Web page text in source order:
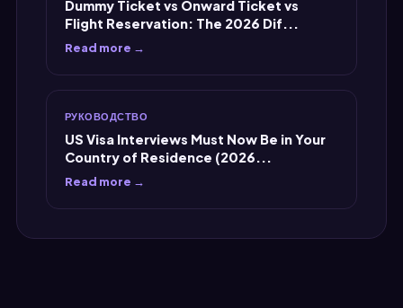
Dummy Ticket vs Onward Ticket vs
Flight Reservation: The 2026 Dif...
Read more →
РУКОВОДСТВО
US Visa Interviews Must Now Be in Your
Country of Residence (2026...
Read more →